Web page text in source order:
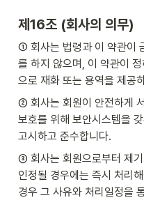
제16조 (회사의 의무)
① 회사는 법령과 이 약관이
를 하지 않으며, 이 약관이
으로 재화 또는 용역을 제공
② 회사는 회원이 안전하게
보호를 위해 보안시스템을
고시하고 준수합니다.
③ 회사는 회원으로부터 제
인정될 경우에는 즉시 처리
경우 그 사유와 처리일정을